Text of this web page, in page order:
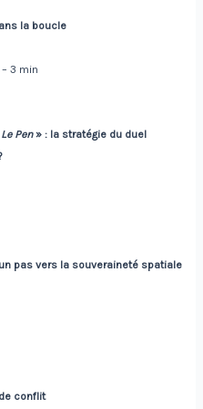
la boucle
– 3 min
Pen » : la stratégie du duel
pas vers la souveraineté spatiale
conflit